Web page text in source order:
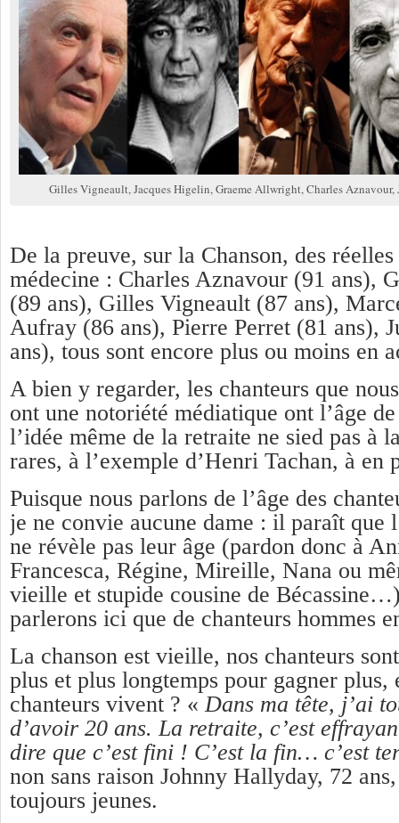
Gilles Vigneault, Jacques Higelin, Graeme Allwright, Charles
De la preuve, sur la Chanson, des
médecine : Charles Aznavour (91 ans),
(89 ans), Gilles Vigneault (87 ans),
Aufray (86 ans), Pierre Perret (81 ans),
ans), tous sont encore plus ou moins en
A bien y regarder, les chanteurs que
ont une notoriété médiatique ont l’âge
l’idée même de la retraite ne sied pas à
rares, à l’exemple d’Henri Tachan, à en
Puisque nous parlons de l’âge des
je ne convie aucune dame : il paraît que
ne révèle pas leur âge (pardon donc à
Francesca, Régine, Mireille, Nana ou
vieille et stupide cousine de
parlerons ici que de chanteurs hommes
La chanson est vieille, nos chanteurs
plus et plus longtemps pour gagner plus,
chanteurs vivent ? « Dans ma tête, j’ai
d’avoir 20 ans. La retraite, c’est
dire que c’est fini ! C’est la fin… c’est
non sans raison Johnny Hallyday, 72
toujours jeunes.